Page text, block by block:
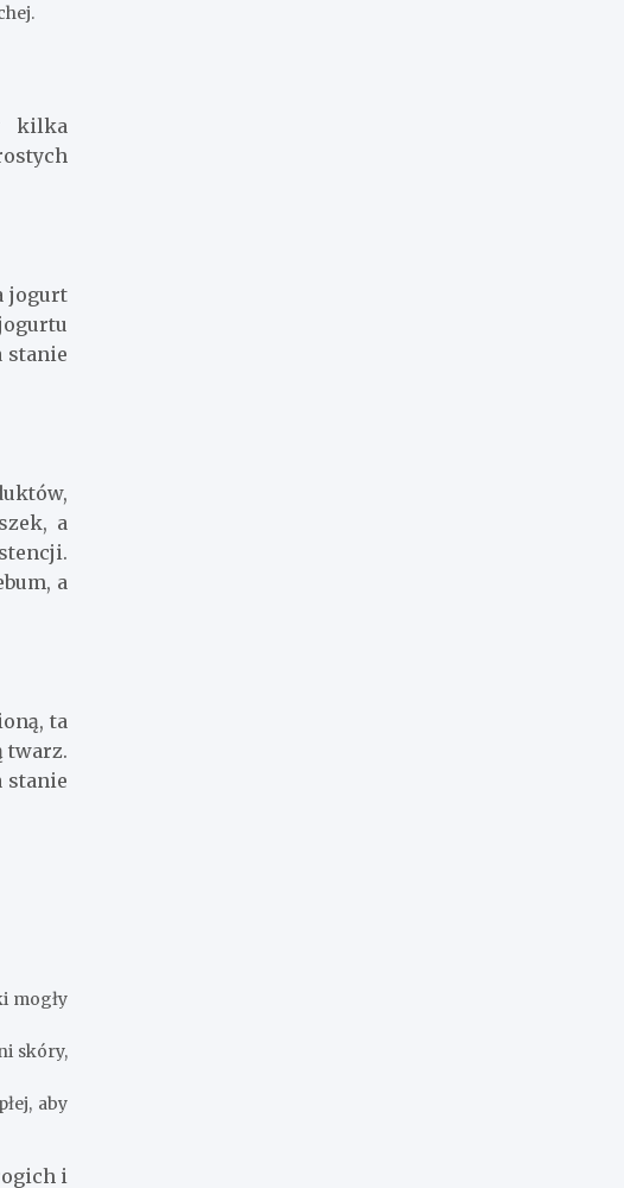
kilka
jogurt
stanie
a
a
ta
twarz.
stanie
mogły
skóry,
aby
i